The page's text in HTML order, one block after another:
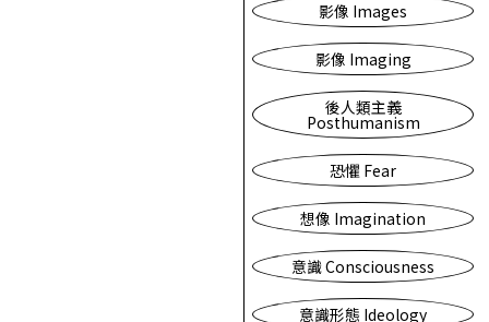
影像 Images
影像 Imaging
後人類主義
Posthumanism
恐懼 Fear
想像 Imagination
意識 Consciousness
意識形態 Ideology